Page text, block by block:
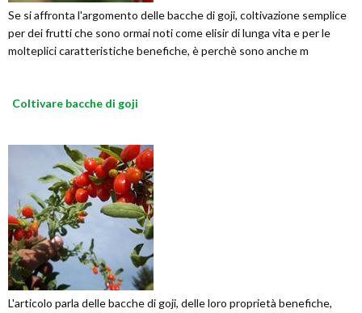
Se si affronta l'argomento delle bacche di goji, coltivazione semplice
per dei frutti che sono ormai noti come elisir di lunga vita e per le
molteplici caratteristiche benefiche, è perchè sono anche m
Coltivare bacche di goji
L'articolo parla delle bacche di goji, delle loro proprietà benefiche,